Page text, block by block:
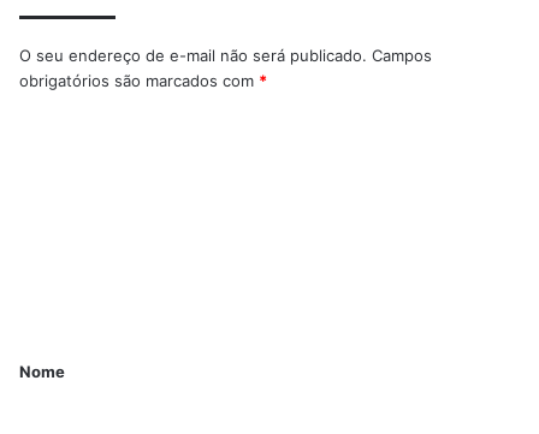
O seu endereço de e-mail não será publicado. Campos
obrigatórios são marcados com *
Nome